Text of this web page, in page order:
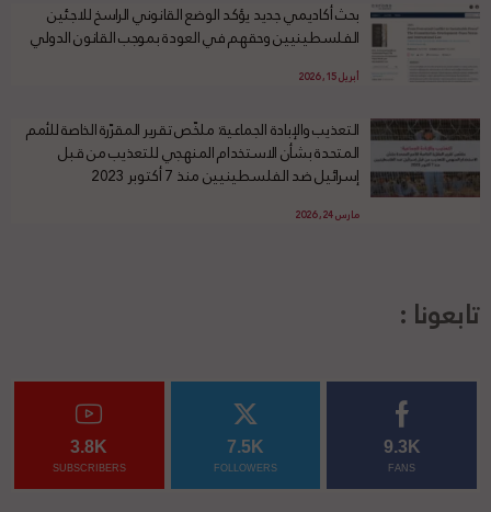
بحث أكاديمي جديد يؤكد الوضع القانوني الراسخ للاجئين
الفلسطينيين وحقهم في العودة بموجب القانون الدولي
أبريل 15, 2026
التعذيب والإبادة الجماعية: ملخّص تقرير المقرّرة الخاصة للأمم
المتحدة بشأن الاستخدام المنهجي للتعذيب من قبل
إسرائيل ضد الفلسطينيين منذ 7 أكتوبر 2023
مارس 24, 2026
تابعونا :
9.3K
FANS
7.5K
FOLLOWERS
3.8K
SUBSCRIBERS